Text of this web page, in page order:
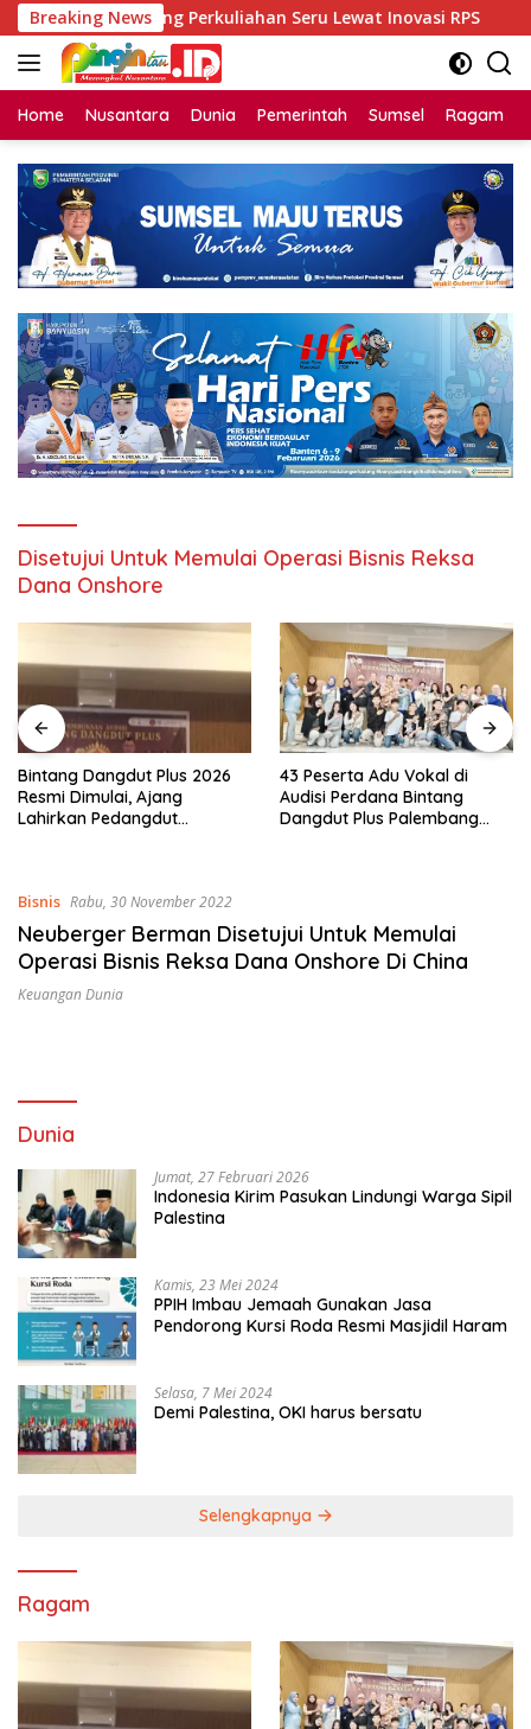
Langsung
ke
konten
Breaking News
Unsri Dorong Perkuliahan Seru Lewat Inovasi RPS
Home Nusantara Dunia Pemerintah Sumsel Ragam
Disetujui Untuk Memulai Operasi Bisnis Reksa
Dana Onshore
Bintang Dangdut Plus 2026
Resmi Dimulai, Ajang
Lahirkan Pedangdut
43 Peserta Adu Vokal di
Audisi Perdana Bintang
Dangdut Plus Palembang
Bisnis Rabu, 30 November 2022
Neuberger Berman Disetujui Untuk Memulai
Operasi Bisnis Reksa Dana Onshore Di China
Keuangan Dunia
Dunia
Jumat, 27 Februari 2026
Indonesia Kirim Pasukan Lindungi Warga Sipil
Palestina
Kamis, 23 Mei 2024
PPIH Imbau Jemaah Gunakan Jasa
Pendorong Kursi Roda Resmi Masjidil Haram
Selasa, 7 Mei 2024
Demi Palestina, OKI harus bersatu
Selengkapnya
Ragam